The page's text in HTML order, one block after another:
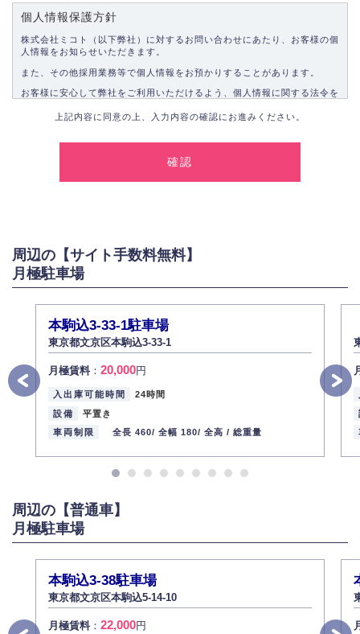
個人情報保護方針
株式会社ミコト（以下弊社）に対するお問い合わせにあたり、お客様の個
人情報をお知らせいただきます。
また、その他採用業務等で個人情報をお預かりすることがあります。
お客様に安心して弊社をご利用いただけるよう、個人情報に関する法令を
2.個人情報の利用
お問い合わせに対する回答、資料等の送付
採用に関する回答、情報の提供
弊社は取り扱う個人情報の外部への漏洩を防止し、その利用目的に応じて
適切かつ安全に管理します。
4.個人情報の第三者提供
法的義務など正当な理由に基づく要請があった場合を除き、お客様の個人
情報をご本人の同意なく第三者に提供いたしません。
5.個人情報の開示・訂正・削除
お客様ご本人から自己の個人情報開示の請求があった場合、すみやかに開
ん）。
また、個人情報の内容に誤りがあり、ご本人から訂正・追加・削除の請求
6.個人情報管理の社内教育
弊社社員全員が、個人情報の取り扱いについての重要性を理解し、より適
切に管理するよう社内教育を実施してまいります。
代表取締役社長 野口 幸男
上記内容に同意の上、入力内容の確認にお進みください。
周辺の【サイト手数料無料】
月極駐車場
本駒込3-33-1駐車場
東京都文京区本駒込3-33-1
月極賃料： 20,000円
入出庫可能時間
24時間
設備
平置き
車両制限
全長 460/ 全幅 180/ 全高 / 総重量
周辺の【普通車】
月極駐車場
本駒込3-38駐車場
東京都文京区本駒込5-14-10
月極賃料： 22,000円